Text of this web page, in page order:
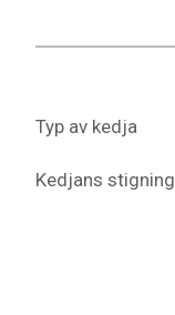
Typ av kedja
Kedjans stigning